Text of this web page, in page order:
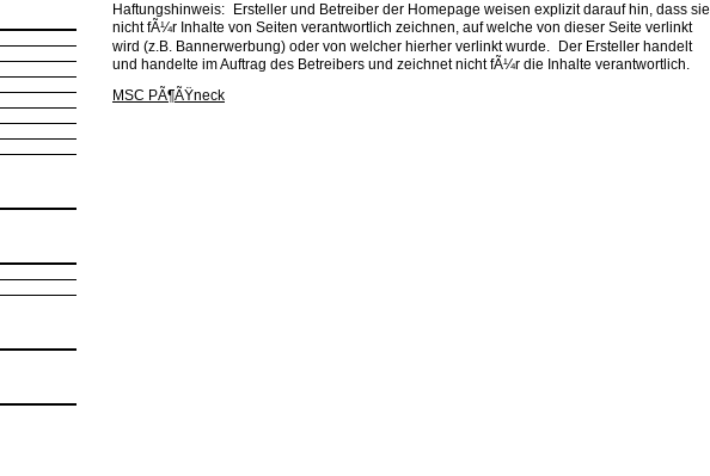
Haftungshinweis: Ersteller und Betreiber der Homepage weisen explizit darauf hin, dass sie
nicht fÃ¼r Inhalte von Seiten verantwortlich zeichnen, auf welche von dieser Seite verlinkt
wird (z.B. Bannerwerbung) oder von welcher hierher verlinkt wurde. Der Ersteller handelt
und handelte im Auftrag des Betreibers und zeichnet nicht fÃ¼r die Inhalte verantwortlich.
MSC PÃ¶ÃŸneck